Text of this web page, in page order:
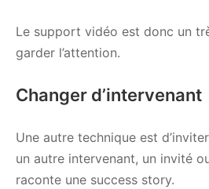
Le support vidéo est donc un
garder l’attention.
Changer d’intervenant
Une autre technique est
un autre intervenant, un invité
raconte une success story.